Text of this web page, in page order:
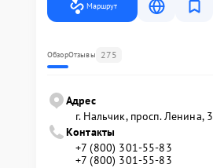
Маршрут
ОбзорОтзывы 275
Адрес
г. Нальчик, просп. Ленина, 3
Контакты
+7 (800) 301-55-83
+7 (800) 301-55-83